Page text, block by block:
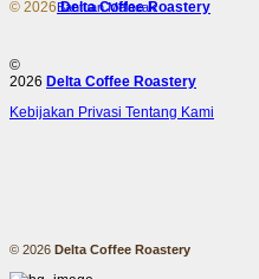
Bantuan Melacak ⚠️
© 2026Delta Coffee Roastery
©
2026 Delta Coffee Roastery
Kebijakan Privasi Tentang Kami
© 2026 Delta Coffee Roastery